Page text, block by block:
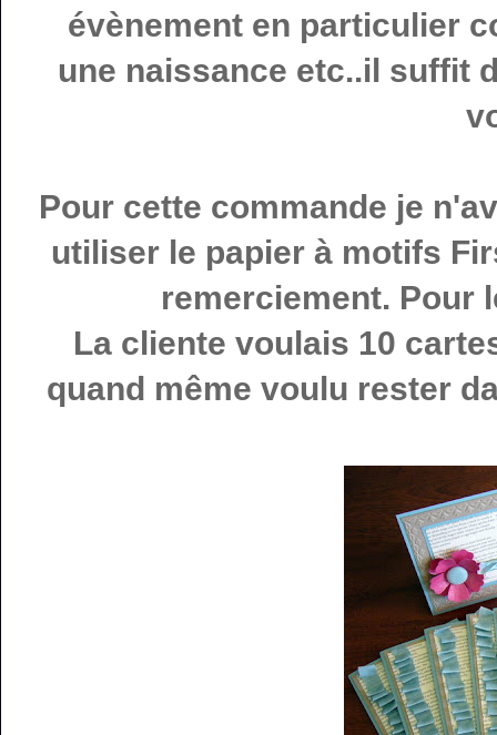
évènement en particulier
une naissance etc..il suffit
Pour cette commande je
utiliser le papier à motifs
remerciement. Pour
La cliente voulais 10
quand même voulu rester